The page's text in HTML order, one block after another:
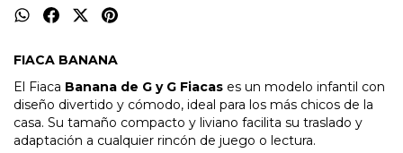
FIACA BANANA
El Fiaca Banana de G y G Fiacas es un modelo infantil con
diseño divertido y cómodo, ideal para los más chicos de la
casa. Su tamaño compacto y liviano facilita su traslado y
adaptación a cualquier rincón de juego o lectura.